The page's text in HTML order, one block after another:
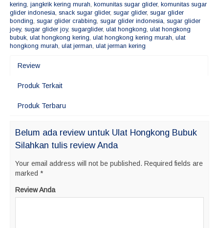
kering jangkrik kering murah komunitas sugar glider, komunitas sugar
glider indonesia snack sugar glider, sugar glider, sugar glider
bonding sugar glider crabbing sugar glider indonesia sugar glider
joey, sugar glider joy, sugarglider, ulat hongkong ulat hongkong
bubuk ulat hongkong kering ulat hongkong kering murah ulat
hongkong murah ulat jerman ulat jerman kering
Review
Produk Terkait
Produk Terbaru
Belum ada review untuk Ulat Hongkong Bubuk
Silahkan tulis review Anda
Your email address will not be published. Required fields are
marked *
Review Anda